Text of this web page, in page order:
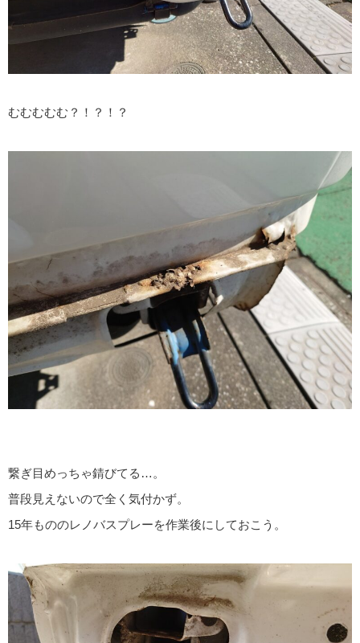
むむむむむ？！？！？
繋ぎ目めっちゃ錆びてる…。
普段見えないので全く気付かず。
15年もののレノバスプレーを作業後にしておこう。